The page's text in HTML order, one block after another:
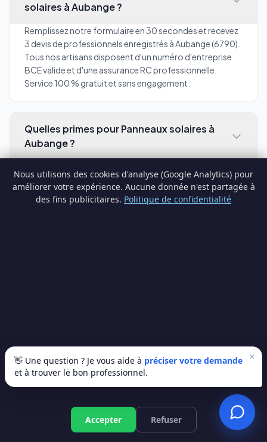
Nous utilisons des cookies d'analyse (Google Analytics) pour
améliorer votre expérience. Aucune donnée n'est partagée à
des fins publicitaires. Politique de confidentialité
Accepter Refuser
solaires à Aubange ?
Remplissez notre formulaire en 30 secondes et recevez
3 devis de professionnels enregistrés à Aubange (6790).
Tous nos artisans disposent d'un numéro d'entreprise
BCE valide et d'une assurance RC professionnelle.
Service 100 % gratuit et sans engagement.
Quelles primes pour Panneaux solaires à
Aubange ?
bénéficiez des primes wallonnes pour la rénovation. Le
montant varie selon vos revenus et le type de travaux.
Nos artisans partenaires peuvent vous guider dans vos
🗺️ Provinces limitrophes
Liège
×
👋 Une question ? Je vous aide à préciser votre demande
et à trouver le bon professionnel.